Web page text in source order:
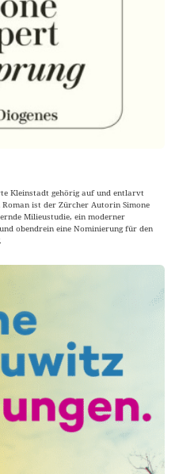
Kleinstadt gehörig auf und entlarvt
ist der Zürcher Autorin Simone
Milieustudie, ein moderner
obendrein eine Nominierung für den